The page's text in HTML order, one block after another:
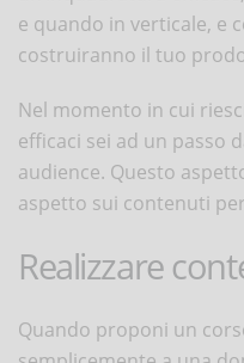
e quando in verticale, e
costruiranno il tuo
Nel momento in cui
efficaci sei ad un passo
audience. Questo
aspetto sui contenuti
Realizzare
Quando proponi un